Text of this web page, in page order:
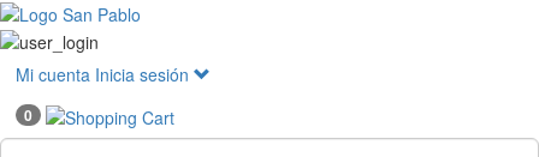
Mi cuenta Inicia sesión
0